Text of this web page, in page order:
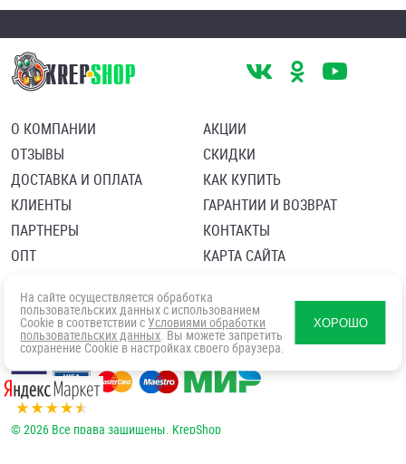
О КОМПАНИИ
ОТЗЫВЫ
ДОСТАВКА И ОПЛАТА
КЛИЕНТЫ
ПАРТНЕРЫ
ОПТ
АКЦИИ
СКИДКИ
КАК КУПИТЬ
ГАРАНТИИ И ВОЗВРАТ
КОНТАКТЫ
КАРТА САЙТА
Политика в отношении обработки персональных данных
Согласие посетителя сайта на обработку персональных данны
© 2026 Все права защищены. KrepShop
На сайте осуществляется обработка
пользовательских данных с использованием
Cookie в соответствии с Условиями обработки
пользовательских данных. Вы можете запретить
сохранение Cookie в настройках своего браузера.
ХОРОШО